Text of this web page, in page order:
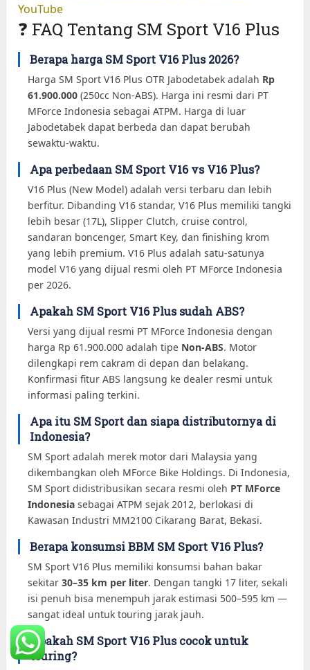
YouTube
❓ FAQ Tentang SM Sport V16 Plus
Berapa harga SM Sport V16 Plus 2026?
Harga SM Sport V16 Plus OTR Jabodetabek adalah Rp
61.900.000 (250cc Non-ABS). Harga ini resmi dari PT
MForce Indonesia sebagai ATPM. Harga di luar
Jabodetabek dapat berbeda dan dapat berubah
sewaktu-waktu.
Apa perbedaan SM Sport V16 vs V16 Plus?
V16 Plus (New Model) adalah versi terbaru dan lebih
berfitur. Dibanding V16 standar, V16 Plus memiliki tangki
lebih besar (17L), Slipper Clutch, cruise control,
sandaran boncenger, Smart Key, dan finishing krom
yang lebih premium. V16 Plus adalah satu-satunya
model V16 yang dijual resmi oleh PT MForce Indonesia
per 2026.
Apakah SM Sport V16 Plus sudah ABS?
Versi yang dijual resmi PT MForce Indonesia dengan
harga Rp 61.900.000 adalah tipe Non-ABS. Motor
dilengkapi rem cakram di depan dan belakang.
Konfirmasi fitur ABS langsung ke dealer resmi untuk
informasi paling terkini.
Apa itu SM Sport dan siapa distributornya di
Indonesia?
SM Sport adalah merek motor dari Malaysia yang
dikembangkan oleh MForce Bike Holdings. Di Indonesia,
SM Sport didistribusikan secara resmi oleh PT MForce
Indonesia sebagai ATPM sejak 2012, berlokasi di
Kawasan Industri MM2100 Cikarang Barat, Bekasi.
Berapa konsumsi BBM SM Sport V16 Plus?
SM Sport V16 Plus memiliki konsumsi bahan bakar
sekitar30–35 km per liter. Dengan tangki 17 liter, sekali
isi penuh bisa menempuh jarak estimasi 500–595 km —
sangat ideal untuk touring jarak jauh.
Apakah SM Sport V16 Plus cocok untuk
touring?